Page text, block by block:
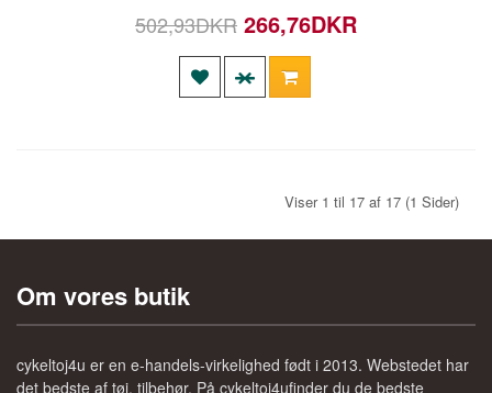
502,93DKR 266,76DKR
Viser 1 til 17 af 17 (1 Sider)
Om vores butik
cykeltoj4u er en e-handels-virkelighed født i 2013. Webstedet har
det bedste af tøj, tilbehør. På cykeltoj4ufinder du de bedste